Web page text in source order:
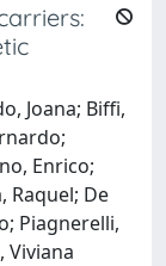
Joana; Biffi,
Enrico;
Raquel; De
Piagnerelli,
Viviana